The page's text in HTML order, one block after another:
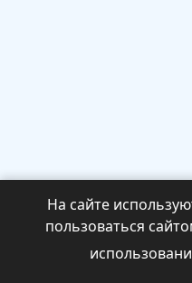
На сайте
пользоваться